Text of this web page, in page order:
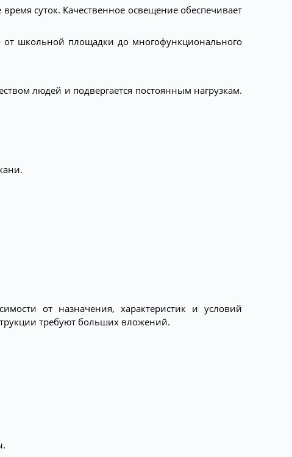
суток. Качественное освещение обеспечивает
от школьной площадки до многофункционального
людей и подвергается постоянным нагрузкам.
от назначения, характеристик и условий
требуют больших вложений.